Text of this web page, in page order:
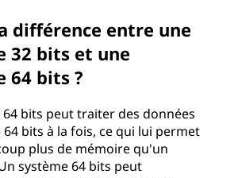
différence entre une
32 bits et une
64 bits ?
bits peut traiter des données
bits à la fois, ce qui lui permet
plus de mémoire qu'un
système 64 bits peut